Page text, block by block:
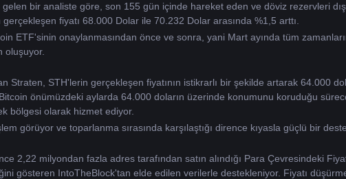
bir analiste göre, son 155 gün içinde hareket eden ve döviz rezervleri
fiyatı 68.000 Dolar ile 70.232 Dolar arasında %1,5 arttı.
ETF'sinin onaylanmasından önce ve sonra, yani Mart ayında tüm
oluşuyor.
Straten, STH'lerin gerçekleşen fiyatının istikrarlı bir şekilde artarak 64.000
önümüzdeki aylarda 64.000 doların üzerinde konumunu koruduğu
bölgesi olarak hizmet ediyor.
görüyor ve toparlanma sırasında karşılaştığı dirence kıyasla güçlü bir
2,22 milyondan fazla adres tarafından satın alındığı Para Çevresindeki
gösteren IntoTheBlock'tan elde edilen verilerle destekleniyor. Fiyatı